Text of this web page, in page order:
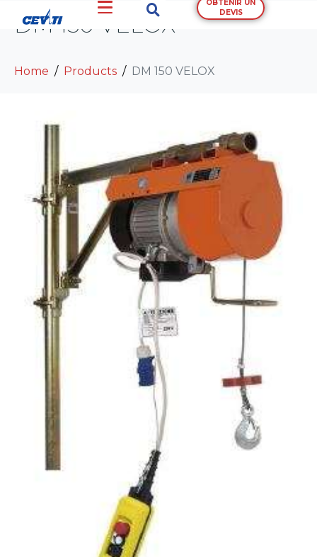
OBTENIR UN
DEVIS
DM 150 VELOX
Home Products DM 150 VELOX